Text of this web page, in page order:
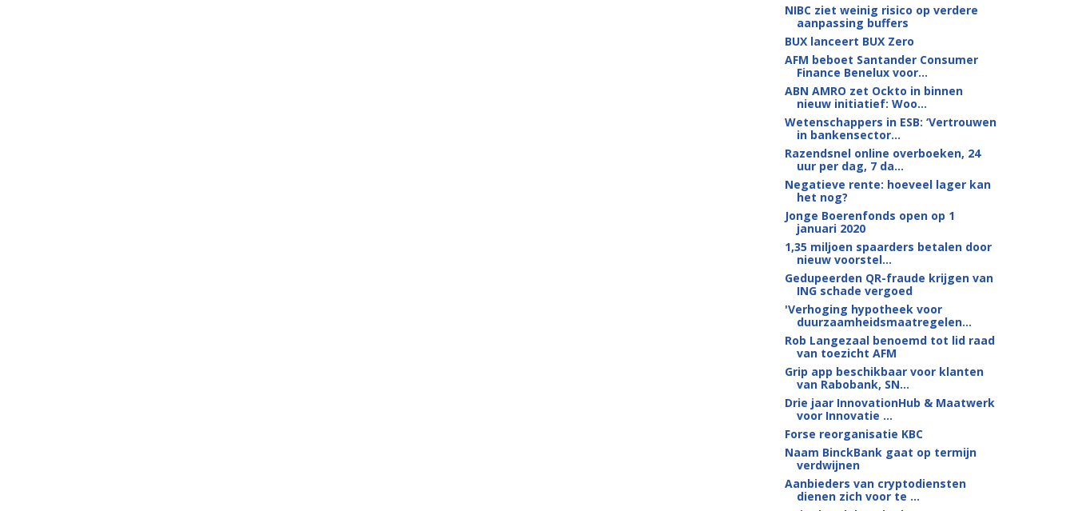
NIBC ziet weinig risico op verdere
aanpassing buffers
BUX lanceert BUX Zero
AFM beboet Santander Consumer
Finance Benelux voor...
ABN AMRO zet Ockto in binnen
nieuw initiatief: Woo...
Wetenschappers in ESB: ‘Vertrouwen
in bankensector...
Razendsnel online overboeken, 24
uur per dag, 7 da...
Negatieve rente: hoeveel lager kan
het nog?
Jonge Boerenfonds open op 1
januari 2020
1,35 miljoen spaarders betalen door
nieuw voorstel...
Gedupeerden QR-fraude krijgen van
ING schade vergoed
'Verhoging hypotheek voor
duurzaamheidsmaatregelen...
Rob Langezaal benoemd tot lid raad
van toezicht AFM
Grip app beschikbaar voor klanten
van Rabobank, SN...
Drie jaar InnovationHub & Maatwerk
voor Innovatie ...
Forse reorganisatie KBC
Naam BinckBank gaat op termijn
verdwijnen
Aanbieders van cryptodiensten
dienen zich voor te ...